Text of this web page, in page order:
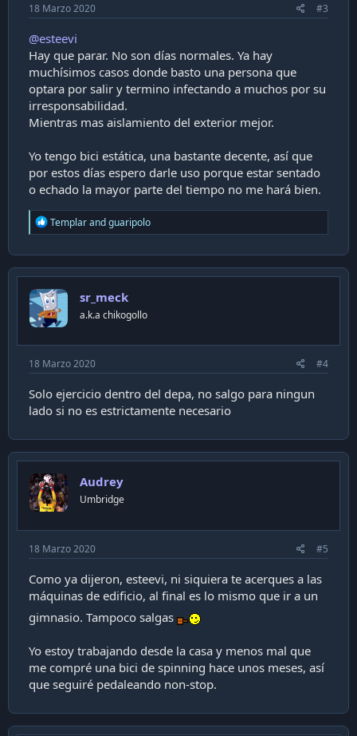
18 Marzo 2020 #3
@esteevi
Hay que parar. No son días normales. Ya hay
muchísimos casos donde basto una persona que
optara por salir y termino infectando a muchos por su
irresponsabilidad.
Mientras mas aislamiento del exterior mejor.
Yo tengo bici estática, una bastante decente, así que
por estos días espero darle uso porque estar sentado
o echado la mayor parte del tiempo no me hará bien.
R
e
c
t
o
n
s
Templarandguaripolo
sr_meck
a.k.a chikogollo
18 Marzo 2020 #4
Solo ejercicio dentro del depa, no salgo para ningun
lado si no es estrictamente necesario
Audrey
Umbridge
18 Marzo 2020 #5
Como ya dijeron, esteevi, ni siquiera te acerques a las
máquinas de edificio, al final es lo mismo que ir a un
gimnasio. Tampoco salgas
Yo estoy trabajando desde la casa y menos mal que
me compré una bici de spinning hace unos meses, así
que seguiré pedaleando non-stop.